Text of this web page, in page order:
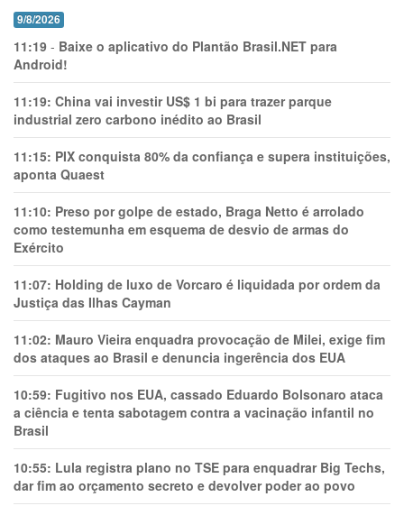
9/8/2026
11:19 - Baixe o aplicativo do Plantão Brasil.NET para
Android!
11:19: China vai investir US$ 1 bi para trazer parque
industrial zero carbono inédito ao Brasil
11:15: PIX conquista 80% da confiança e supera instituições,
aponta Quaest
11:10: Preso por golpe de estado, Braga Netto é arrolado
como testemunha em esquema de desvio de armas do
Exército
11:07: Holding de luxo de Vorcaro é liquidada por ordem da
Justiça das Ilhas Cayman
11:02: Mauro Vieira enquadra provocação de Milei, exige fim
dos ataques ao Brasil e denuncia ingerência dos EUA
10:59: Fugitivo nos EUA, cassado Eduardo Bolsonaro ataca
a ciência e tenta sabotagem contra a vacinação infantil no
Brasil
10:55: Lula registra plano no TSE para enquadrar Big Techs,
dar fim ao orçamento secreto e devolver poder ao povo